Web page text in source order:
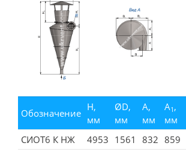
Обозначение
H,
мм
ØD,
мм
А,
мм
А1 ,
мм
СИОТ6 К НЖ
4953 1561 832 859